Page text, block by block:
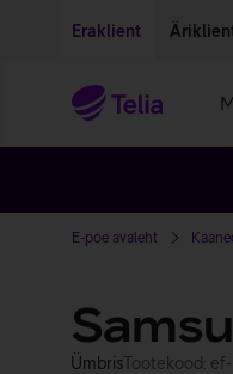
Eraklient
E-poe avaleht
ÜmbrisTootekood: